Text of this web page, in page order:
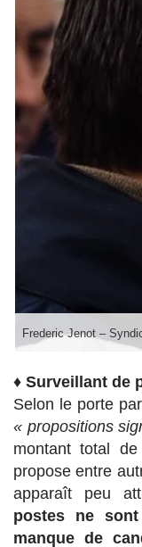
Frederic Jenot –
♦ Surveillant de
Selon le porte
« propositions
montant total
propose entre
apparaît peu
postes ne
manque de